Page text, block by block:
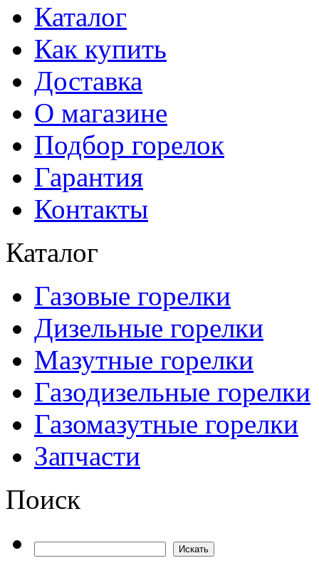
Каталог
Как купить
Доставка
О магазине
Подбор горелок
Гарантия
Контакты
Каталог
Газовые горелки
Дизельные горелки
Мазутные горелки
Газодизельные горелки
Газомазутные горелки
Запчасти
Поиск